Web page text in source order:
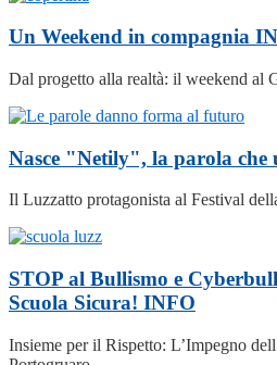
Un Weekend in compagnia
Dal progetto alla realtà: il weekend al
Nasce "Netily", la parola che
Il Luzzatto protagonista al Festival
STOP al Bullismo e
Scuola Sicura! INFO
Insieme per il Rispetto: L’Impegno